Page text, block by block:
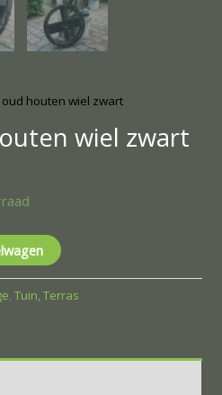
houten wiel zwart
wiel zwart
,Tuin, Terras